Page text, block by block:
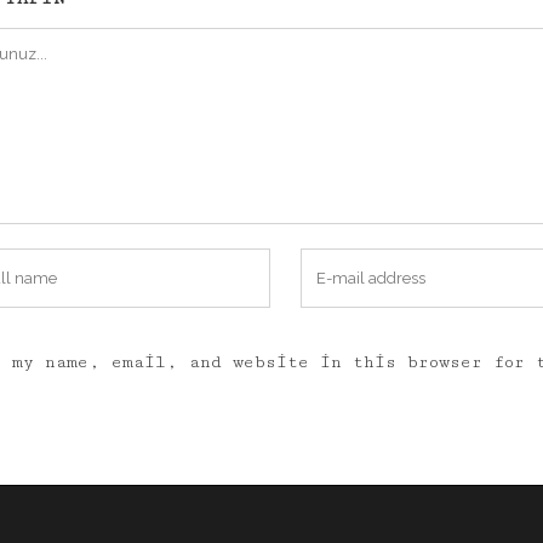
my name, email, and website in this browser for